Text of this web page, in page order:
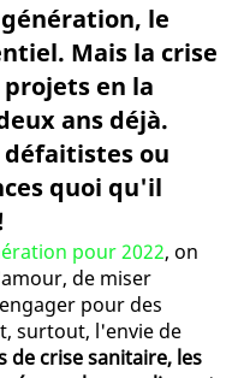
le
Mais la crise
en la
ans déjà.
défaitistes ou
quoi qu'il
pour 2022, on
de miser
pour des
surtout, l'envie de
de crise sanitaire, les